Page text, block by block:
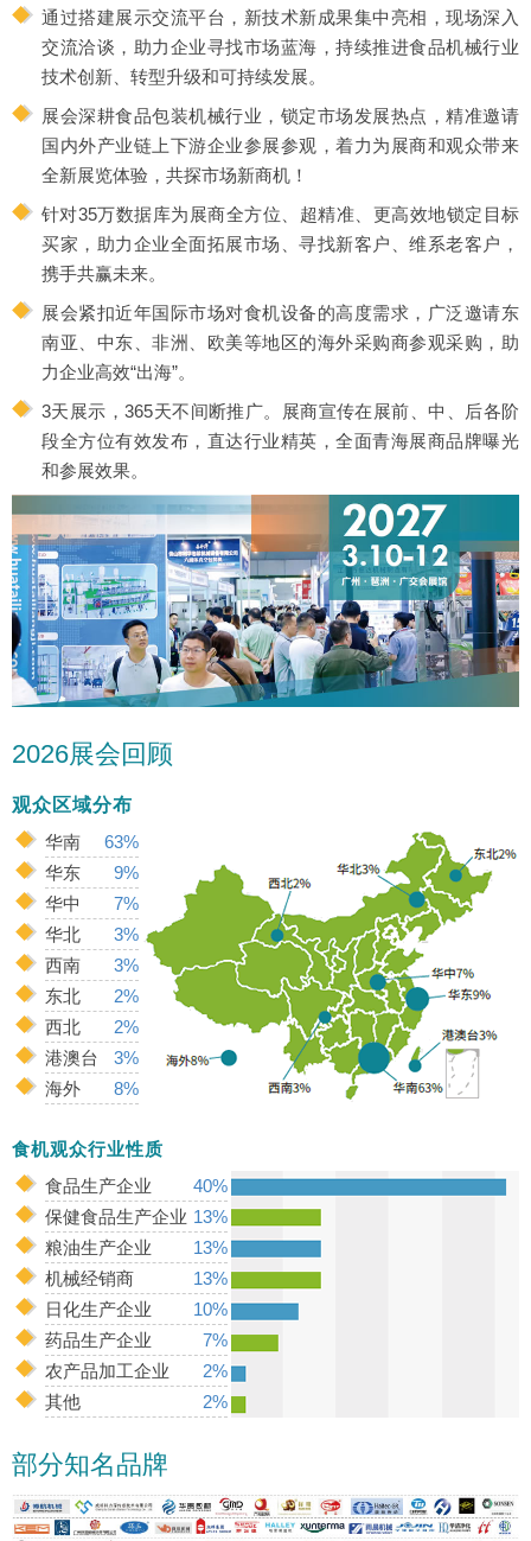
通过搭建展示交流平台，新技术新成果集中亮相，现场深入
交流洽谈，助力企业寻找市场蓝海，持续推进食品机械行业
技术创新、转型升级和可持续发展。
展会深耕食品包装机械行业，锁定市场发展热点，精准邀请
国内外产业链上下游企业参展参观，着力为展商和观众带来
全新展览体验，共探市场新商机！
针对35万数据库为展商全方位、超精准、更高效地锁定目标
买家，助力企业全面拓展市场、寻找新客户、维系老客户，
携手共赢未来。
展会紧扣近年国际市场对食机设备的高度需求，广泛邀请东
南亚、中东、非洲、欧美等地区的海外采购商参观采购，助
力企业高效“出海”。
3天展示，365天不间断推广。展商宣传在展前、中、后各阶
段全方位有效发布，直达行业精英，全面青海展商品牌曝光
和参展效果。
2026展会回顾
观众区域分布
华南
63%
华东
9%
华中
7%
华北
3%
西南
3%
东北
2%
西北
2%
港澳台
3%
海外
8%
食机观众行业性质
食品生产企业
40%
保健食品生产企业 13%
粮油生产企业
13%
机械经销商
13%
日化生产企业
10%
药品生产企业
7%
农产品加工企业
2%
其他
2%
部分知名品牌